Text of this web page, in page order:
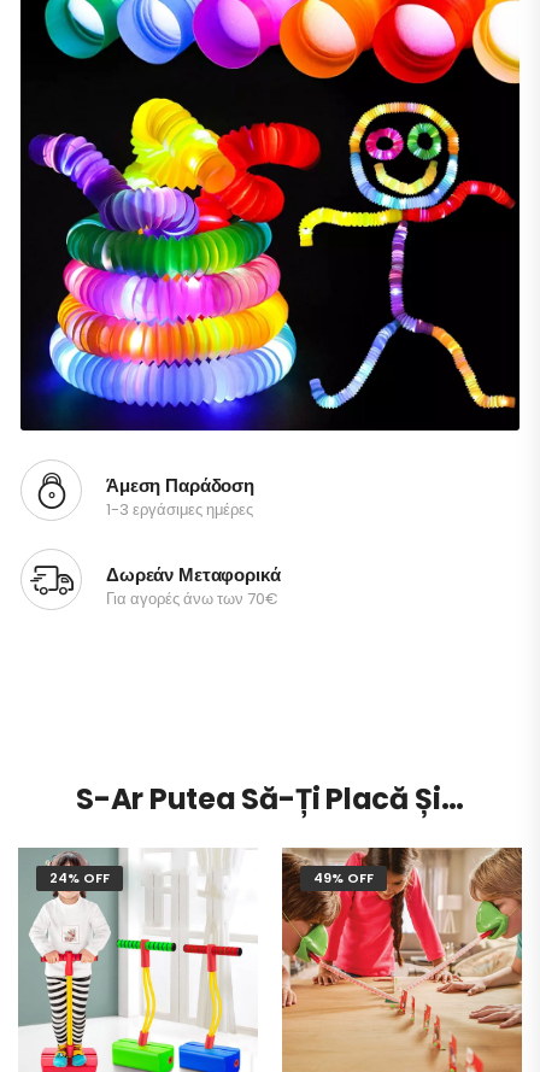
Άμεση Παράδοση
1-3 εργάσιμες ημέρες
Δωρεάν Μεταφορικά
Για αγορές άνω των 70€
S-Ar Putea Să-Ți Placă Și…
24% OFF 49% OFF